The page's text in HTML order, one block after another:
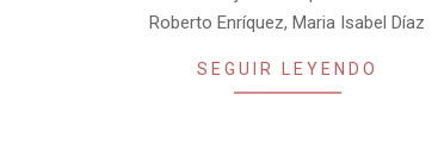
Roberto Enríquez, Maria Isabel Díaz
SEGUIR LEYENDO